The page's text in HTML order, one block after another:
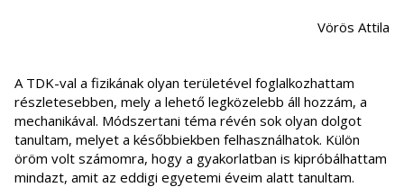
Vörös Attila
A TDK-val a fizikának olyan területével foglalkozhattam
részletesebben, mely a lehető legközelebb áll hozzám, a
mechanikával. Módszertani téma révén sok olyan dolgot
tanultam, melyet a későbbiekben felhasználhatok. Külön
öröm volt számomra, hogy a gyakorlatban is kipróbálhattam
mindazt, amit az eddigi egyetemi éveim alatt tanultam.